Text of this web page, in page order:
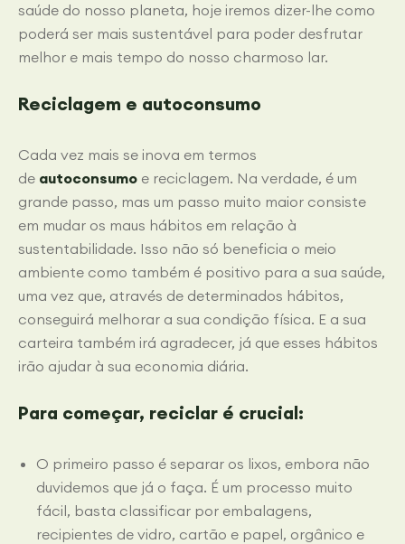
saúde do nosso planeta, hoje iremos dizer-lhe como
poderá ser mais sustentável para poder desfrutar
melhor e mais tempo do nosso charmoso lar.
Reciclagem e autoconsumo
Cada vez mais se inova em termos
de autoconsumo e reciclagem. Na verdade, é um
grande passo, mas um passo muito maior consiste
em mudar os maus hábitos em relação à
sustentabilidade. Isso não só beneficia o meio
ambiente como também é positivo para a sua saúde,
uma vez que, através de determinados hábitos,
conseguirá melhorar a sua condição física. E a sua
carteira também irá agradecer, já que esses hábitos
irão ajudar à sua economia diária.
Para começar, reciclar é crucial:
O primeiro passo é separar os lixos, embora não
duvidemos que já o faça. É um processo muito
fácil, basta classificar por embalagens,
recipientes de vidro, cartão e papel, orgânico e